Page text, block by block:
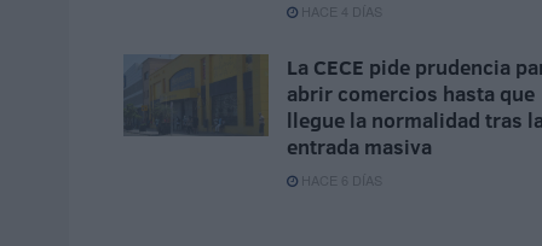
HACE 4 DÍAS
La CECE pide prudencia
abrir comercios hasta que
llegue la normalidad tras la
entrada masiva
HACE 6 DÍAS